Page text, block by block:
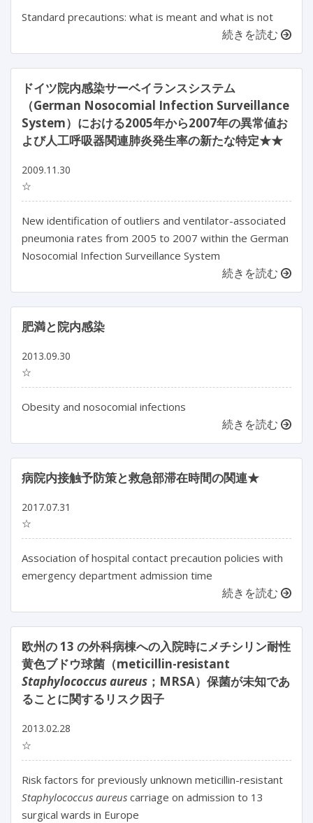
Standard precautions: what is meant and what is not
続きを読む
ドイツ院内感染サーベイランスシステム
（German Nosocomial Infection Surveillance
System）における2005年から2007年の異常値お
よび人工呼吸器関連肺炎発生率の新たな特定★★
2009.11.30
☆
New identification of outliers and ventilator-associated
pneumonia rates from 2005 to 2007 within the German
Nosocomial Infection Surveillance System
続きを読む
肥満と院内感染
2013.09.30
☆
Obesity and nosocomial infections
続きを読む
病院内接触予防策と救急部滞在時間の関連★
2017.07.31
☆
Association of hospital contact precaution policies with
emergency department admission time
続きを読む
欧州の 13 の外科病棟への入院時にメチシリン耐性
黄色ブドウ球菌（meticillin-resistant
Staphylococcus aureus ；MRSA）保菌が未知であ
ることに関するリスク因子
2013.02.28
☆
Risk factors for previously unknown meticillin-resistant
Staphylococcus aureus carriage on admission to 13
surgical wards in Europe